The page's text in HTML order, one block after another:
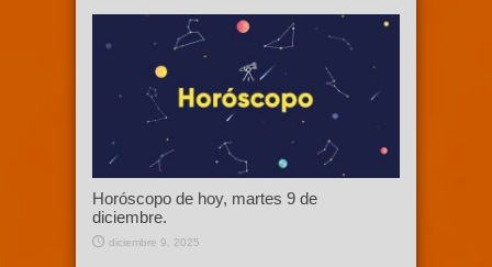
Horóscopo de hoy, martes 9 de
diciembre.
diciembre 9, 2025